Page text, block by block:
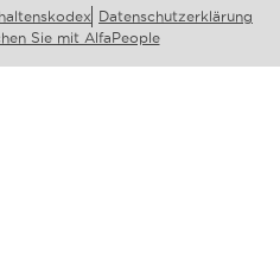
Datenschutzerklärung
Sie mit AlfaPeople